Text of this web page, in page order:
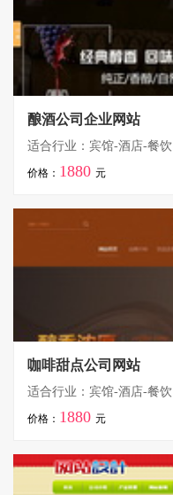
酿酒公司企业网站
适合行业：宾馆-酒店-餐饮
价格： 1880 元
咖啡甜点公司网站
适合行业：宾馆-酒店-餐饮
价格： 1880 元